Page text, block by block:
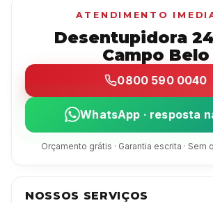
ATENDIMENTO
Desentupidora
Campo Belo
0800 590 0040
WhatsApp · resposta
Orçamento grátis · Garantia escrita ·
NOSSOS SERVIÇOS